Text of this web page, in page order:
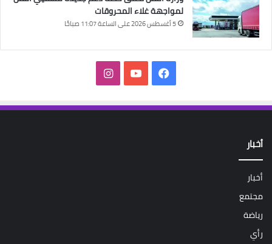
لمواجهة غلاء المحروقات
5 أغسطس 2026 على الساعة 11:07 صباحًا
فيسبوك‫YouTubeانستقرام
أخبار
أخبار
مجتمع
رياضة
رأي